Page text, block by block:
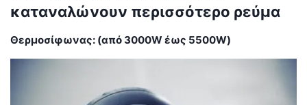
καταναλώνουν περισσότερο ρεύμα
Θερμοσίφωνας: (από 3000W έως 5500W)